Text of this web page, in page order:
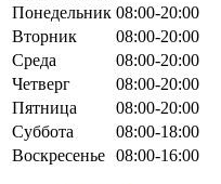
Понедельник 08:00-20:00
Вторник
08:00-20:00
Среда
08:00-20:00
Четверг
08:00-20:00
Пятница
08:00-20:00
Суббота
08:00-18:00
Воскресенье 08:00-16:00